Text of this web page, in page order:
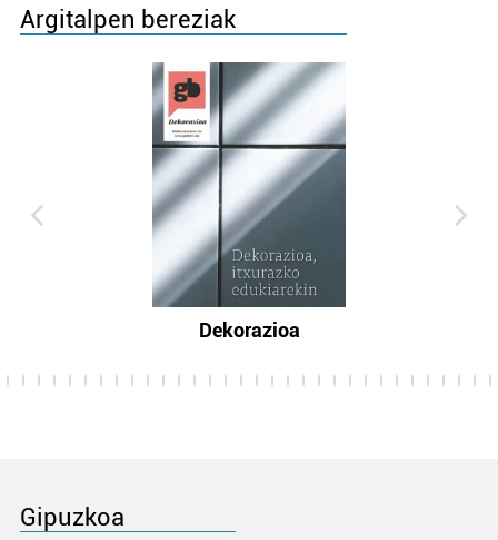
Argitalpen bereziak
Dekorazioa
Gipuzkoa